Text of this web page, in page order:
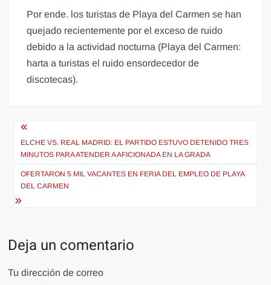
Por ende. los turistas de Playa del Carmen se han
quejado recientemente por el exceso de ruido
debido a la actividad nocturna (Playa del Carmen:
harta a turistas el ruido ensordecedor de
discotecas).
Navegación
de
entradas
ELCHE VS. REAL MADRID: EL PARTIDO ESTUVO DETENIDO TRES
MINUTOS PARA ATENDER A AFICIONADA EN LA GRADA
OFERTARON 5 MIL VACANTES EN FERIA DEL EMPLEO DE PLAYA
DEL CARMEN
Deja un comentario
Tu dirección de correo